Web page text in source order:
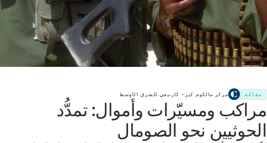
مقالة مركز مالكوم كير– كارنيغي للشرق الأوسط
مراكب ومسيّرات وأموال: تمدُّد
الحوثيين نحو الصومال